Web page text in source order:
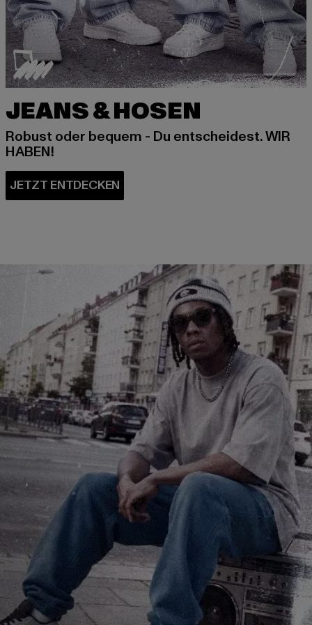
JEANS & HOSEN
Robust oder bequem - Du entscheidest. WIR
HABEN!